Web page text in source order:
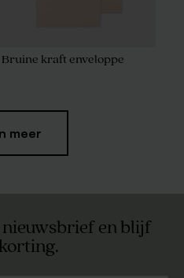
Bruine kraft enveloppe
meer
nieuwsbrief en blijf